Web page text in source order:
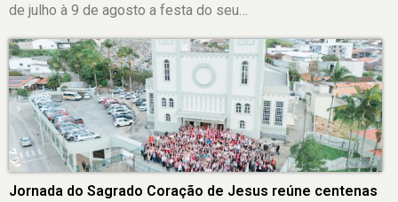
de julho à 9 de agosto a festa do seu…
Jornada do Sagrado Coração de Jesus reúne centenas